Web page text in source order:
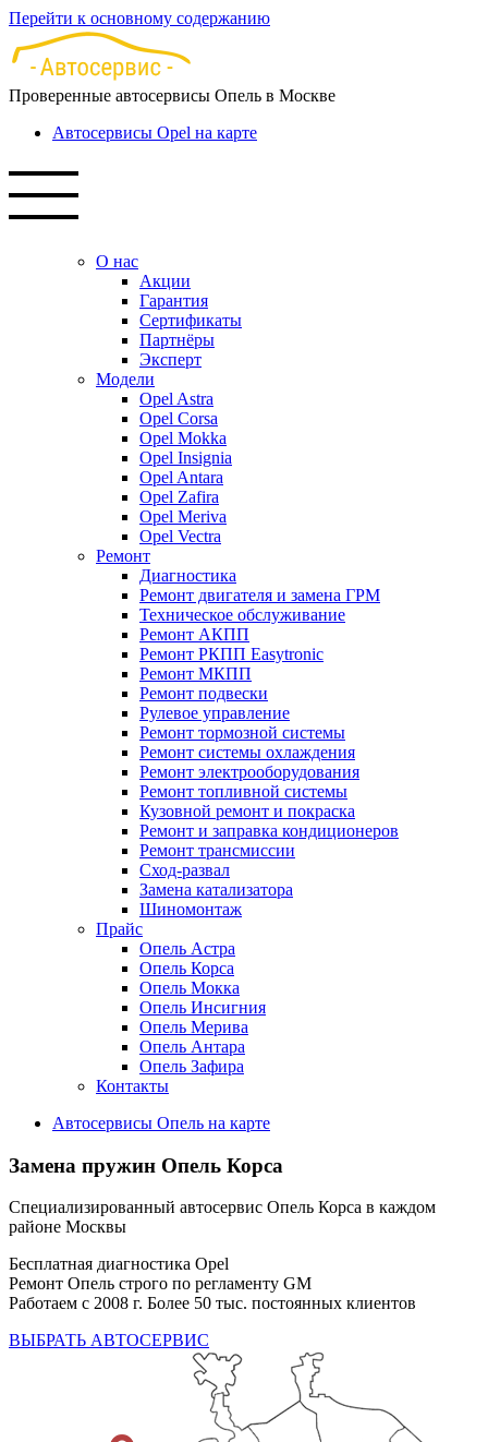
Перейти к основному содержанию
Проверенные автосервисы Опель в Москве
Автосервисы Opel на карте
О нас
Акции
Гарантия
Сертификаты
Партнёры
Эксперт
Модели
Opel Astra
Opel Corsa
Opel Mokka
Opel Insignia
Opel Antara
Opel Zafira
Opel Meriva
Opel Vectra
Ремонт
Диагностика
Ремонт двигателя и замена ГРМ
Техническое обслуживание
Ремонт АКПП
Ремонт РКПП Easytronic
Ремонт МКПП
Ремонт подвески
Рулевое управление
Ремонт тормозной системы
Ремонт системы охлаждения
Ремонт электрооборудования
Ремонт топливной системы
Кузовной ремонт и покраска
Ремонт и заправка кондиционеров
Ремонт трансмиссии
Сход-развал
Замена катализатора
Шиномонтаж
Прайс
Опель Астра
Опель Корса
Опель Мокка
Опель Инсигния
Опель Мерива
Опель Антара
Опель Зафира
Контакты
Автосервисы Опель на карте
Замена пружин Опель Корса
Специализированный автосервис Опель Корса в каждом
районе Москвы
Бесплатная диагностика Opel
Ремонт Опель строго по регламенту GM
Работаем с 2008 г. Более 50 тыс. постоянных клиентов
ВЫБРАТЬ АВТОСЕРВИС